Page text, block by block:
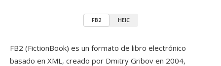
FB2 HEIC
FB2 (FictionBook) es un formato de libro electrónico
basado en XML, creado por Dmitry Gribov en 2004,